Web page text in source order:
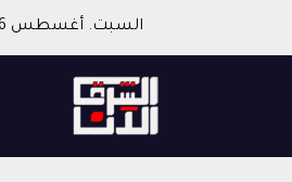
السبت. أغسطس 8th, 2026